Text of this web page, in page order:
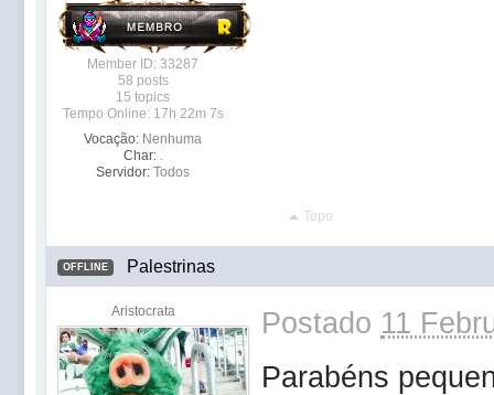
Member ID: 33287
58 posts
15 topics
Tempo Online: 17h 22m 7s
Vocação: Nenhuma
Char:
Servidor: Todos
Topo
OFFLINE Palestrinas
Aristocrata Postado 11
Parabéns